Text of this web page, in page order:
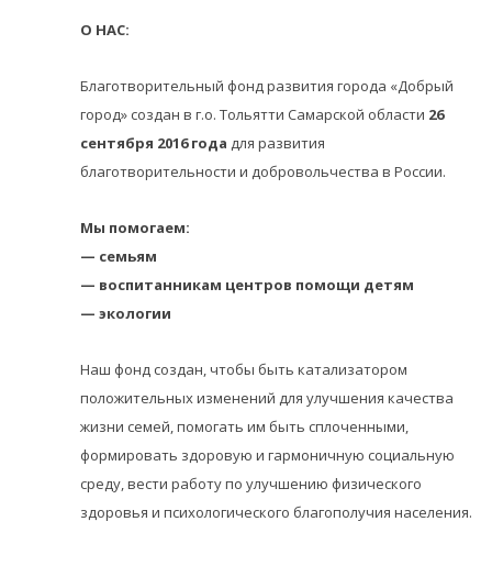
О НАС:
Благотворительный фонд развития города «Добрый
город» создан в г.о. Тольятти Самарской области 26
сентября 2016 года для развития
благотворительности и добровольчества в России.
Мы помогаем:
— семьям
— воспитанникам центров помощи детям
— экологии
Наш фонд создан, чтобы быть катализатором
положительных изменений для улучшения качества
жизни семей, помогать им быть сплоченными,
формировать здоровую и гармоничную социальную
среду, вести работу по улучшению физического
здоровья и психологического благополучия населения.